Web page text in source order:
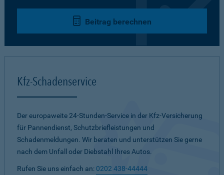
Beitrag berechnen
Kfz-Schadenservice
Der europaweite 24-Stunden-Service in der Kfz-Versicherung
für Pannendienst, Schutzbriefleistungen und
Schadenmeldungen. Wir beraten und unterstützen Sie gerne
nach dem Unfall oder Diebstahl Ihres Autos.
Rufen Sie uns einfach an: 0202 438-44444